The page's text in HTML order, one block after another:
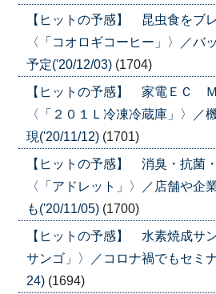
【ヒットの予感】 昆虫食をブ
〈「コオロギコーヒー」〉／バ
予定('20/12/03) (1704)
【ヒットの予感】 家電ＥＣ
〈「２０１Ｌ冷凍冷蔵庫」〉／
現('20/11/12) (1701)
【ヒットの予感】 消臭・抗菌
〈「アドレット」〉／店舗や企
も('20/11/05) (1700)
【ヒットの予感】 水素焼成サ
サンゴ」〉／コロナ禍でもセミ
24) (1694)